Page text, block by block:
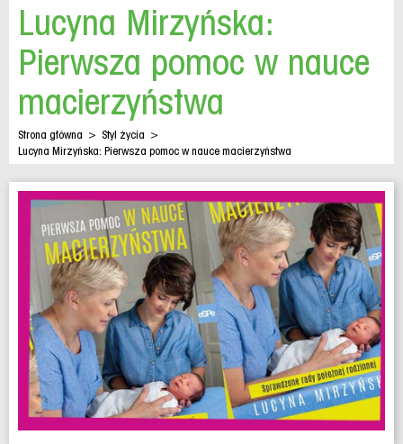
Lucyna Mirzyńska:
Pierwsza pomoc w nauce
macierzyństwa
Strona główna > Styl życia >
Lucyna Mirzyńska: Pierwsza pomoc w nauce macierzyństwa